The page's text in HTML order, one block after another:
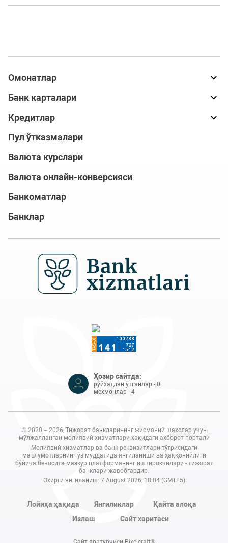
Омонатлар
Банк карталари
Кредитлар
Пул ўтказмалари
Валюта курслари
Валюта онлайн-конверсияси
Банкоматлар
Банклар
Ҳозир сайтда:
рўйхатдан ўтганлар - 0
меҳмонлар - 4
© 2020 – 2026, Тижорат банкларининг жисмоний шахслар учун
мўлжалланган молиявий хизматлари ҳақидаги ахборот портали
Молиявий хизматлар ва банк реквизитлари тўғрисидаги
маълумотларнинг ўз муддатида янгиланиши ва ҳаққонийлиги
бўйича бевосита мазкур платформанинг иштирокчилари - тижорат
банклари жавобгардир.
Охирги янгиланиш: 7 August 2026, 18:04 (GMT+5)
Лойиҳа ҳақида Янгиликлар
Қайта алоқа
Излаш
Сайт харитаси